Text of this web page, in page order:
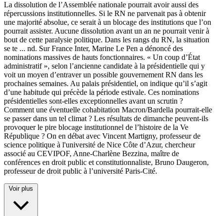
La dissolution de l’Assemblée nationale pourrait avoir aussi des
répercussions institutionnelles. Si le RN ne parvenait pas à obtenir
une majorité absolue, ce serait à un blocage des institutions que l’on
pourrait assister. Aucune dissolution avant un an ne pourrait venir à
bout de cette paralysie politique. Dans les rangs du RN, la situation
se te ... nd. Sur France Inter, Marine Le Pen a dénoncé des
nominations massives de hauts fonctionnaires. « Un coup d’État
administratif », selon l’ancienne candidate à la présidentielle qui y
voit un moyen d’entraver un possible gouvernement RN dans les
prochaines semaines. Au palais présidentiel, on indique qu’il s’agit
d’une habitude qui précède la période estivale. Ces nominations
présidentielles sont-elles exceptionnelles avant un scrutin ?
Comment une éventuelle cohabitation Macron/Bardella pourrait-elle
se passer dans un tel climat ? Les résultats de dimanche peuvent-ils
provoquer le pire blocage institutionnel de l’histoire de la Ve
République ? On en débat avec Vincent Martigny, professeur de
science politique à l'université de Nice Côte d’Azur, chercheur
associé au CEVIPOF, Anne-Charlène Bezzina, maître de
conférences en droit public et constitutionnaliste, Bruno Daugeron,
professeur de droit public à l’université Paris-Cité.
Voir plus